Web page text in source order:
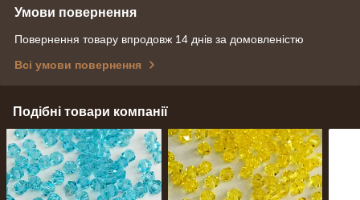
Умови повернення
Повернення товару впродовж 14 днів за домовленістю
Всі умови повернення
Подібні товари компанії